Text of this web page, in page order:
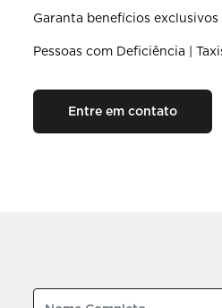
Garanta benefícios
Pessoas com Deficiência |
Entre em contato